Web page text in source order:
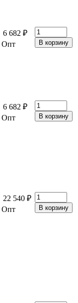
6 682 ₽
Опт
6 682 ₽
Опт
22 540 ₽
Опт